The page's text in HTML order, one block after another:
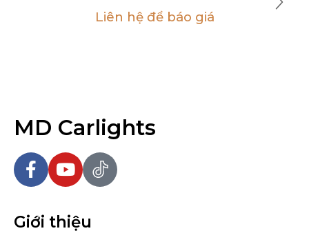
Liên hệ để báo giá
MD Carlights
Giới thiệu